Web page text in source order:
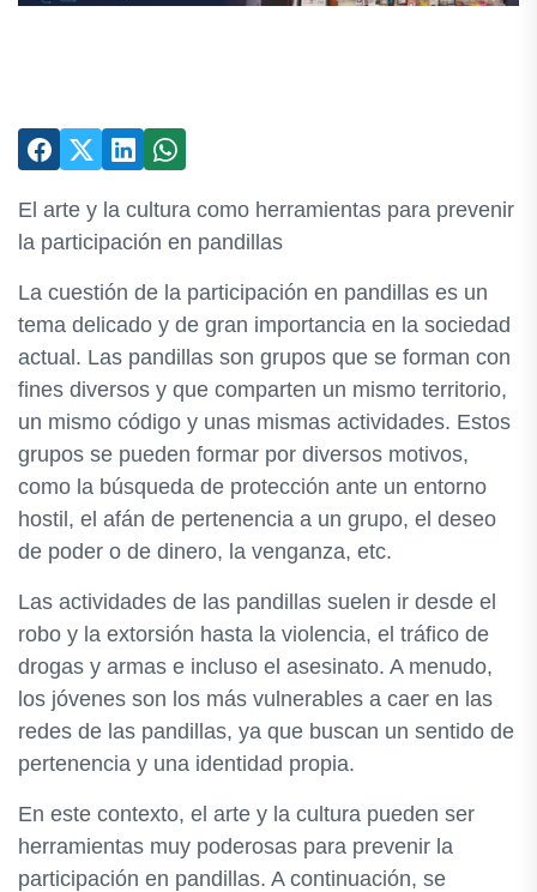
El arte y la cultura como herramientas para prevenir
la participación en pandillas
La cuestión de la participación en pandillas es un
tema delicado y de gran importancia en la sociedad
actual. Las pandillas son grupos que se forman con
fines diversos y que comparten un mismo territorio,
un mismo código y unas mismas actividades. Estos
grupos se pueden formar por diversos motivos,
como la búsqueda de protección ante un entorno
hostil, el afán de pertenencia a un grupo, el deseo
de poder o de dinero, la venganza, etc.
Las actividades de las pandillas suelen ir desde el
robo y la extorsión hasta la violencia, el tráfico de
drogas y armas e incluso el asesinato. A menudo,
los jóvenes son los más vulnerables a caer en las
redes de las pandillas, ya que buscan un sentido de
pertenencia y una identidad propia.
En este contexto, el arte y la cultura pueden ser
herramientas muy poderosas para prevenir la
participación en pandillas. A continuación, se